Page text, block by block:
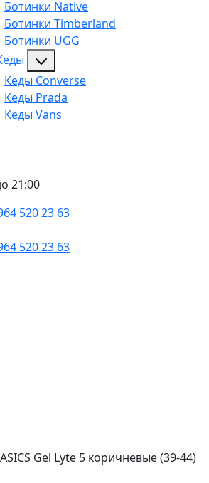
Ботинки Native
Ботинки Timberland
Ботинки UGG
Кеды Converse
Кеды Prada
Кеды Vans
21:00
520 23 63
520 23 63
Gel Lyte 5 коричневые (39-44)